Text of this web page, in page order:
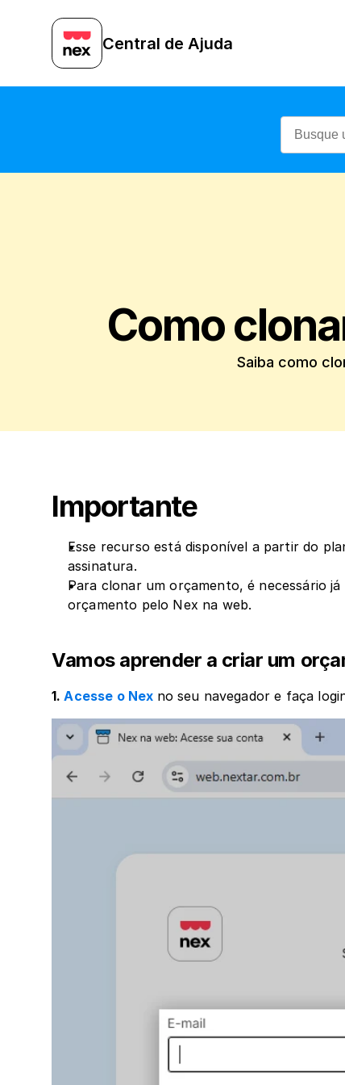
Central de Ajuda
Como
Saiba como
Importante
Esse recurso está disponível a partir do
assinatura.
Para clonar um orçamento, é necessário
orçamento pelo Nex na web.
Vamos aprender a criar um
1. Acesse o Nex no seu navegador e faça